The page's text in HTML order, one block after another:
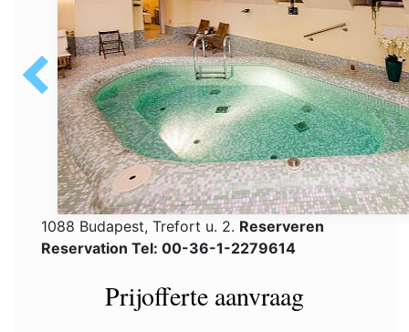
1088 Budapest, Trefort u. 2. Reserveren
Reservation Tel: 00-36-1-2279614
Prijofferte aanvraag